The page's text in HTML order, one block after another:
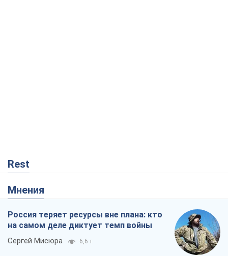
Rest
Мнения
Россия теряет ресурсы вне плана: кто
на самом деле диктует темп войны
Сергей Мисюра 6,6 т.